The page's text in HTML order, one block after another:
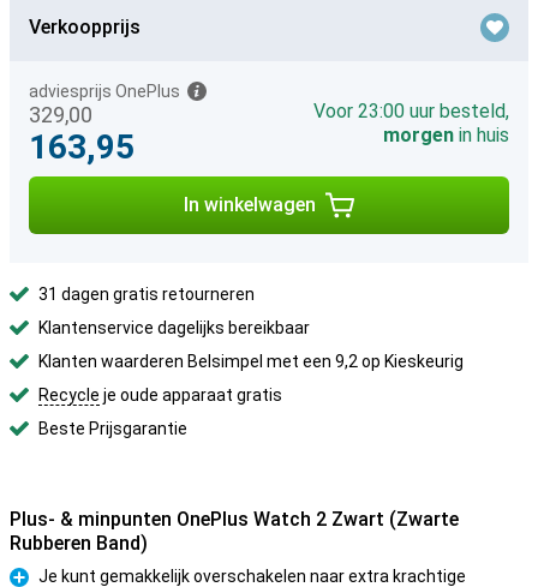
Verkoopprijs
329,00
adviesprijs OnePlus
163,95
Voor 23:00 uur besteld,
morgen in huis
In winkelwagen
31 dagen gratis retourneren
Klantenservice dagelijks bereikbaar
Klanten waarderen Belsimpel met een 9,2 op Kieskeurig
Recycle je oude apparaat gratis
Beste Prijsgarantie
Plus- & minpunten OnePlus Watch 2 Zwart (Zwarte
Rubberen Band)
Je kunt gemakkelijk overschakelen naar extra krachtige